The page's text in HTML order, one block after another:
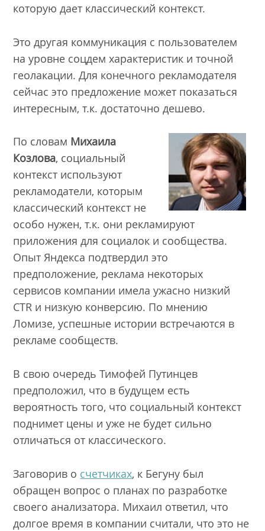
которую дает классический контекст.
Это другая коммуникация с пользователем
на уровне соцдем характеристик и точной
геолакации. Для конечного рекламодателя
сейчас это предложение может показаться
интересным, т.к. достаточно дешево.
По словам Михаила
Козлова, социальный
контекст используют
рекламодатели, которым
классический контекст не
особо нужен, т.к. они рекламируют
приложения для социалок и сообщества.
Опыт Яндекса подтвердил это
предположение, реклама некоторых
сервисов компании имела ужасно низкий
CTR и низкую конверсию. По мнению
Ломизе, успешные истории встречаются в
рекламе сообществ.
В свою очередь Тимофей Путинцев
предположил, что в будущем есть
вероятность того, что социальный контекст
поднимет цены и уже не будет сильно
отличаться от классического.
Заговорив о счетчиках, к Бегуну был
обращен вопрос о планах по разработке
своего анализатора. Михаил ответил, что
долгое время в компании считали, что это не